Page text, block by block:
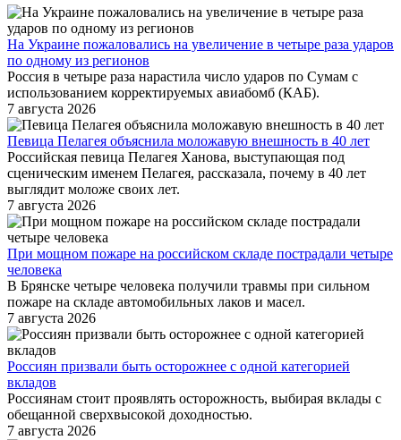
На Украине пожаловались на увеличение в четыре раза ударов
по одному из регионов
Россия в четыре раза нарастила число ударов по Сумам с
использованием корректируемых авиабомб (КАБ).
7 августа 2026
Певица Пелагея объяснила моложавую внешность в 40 лет
Российская певица Пелагея Ханова, выступающая под
сценическим именем Пелагея, рассказала, почему в 40 лет
выглядит моложе своих лет.
7 августа 2026
При мощном пожаре на российском складе пострадали четыре
человека
В Брянске четыре человека получили травмы при сильном
пожаре на складе автомобильных лаков и масел.
7 августа 2026
Россиян призвали быть осторожнее с одной категорией
вкладов
Россиянам стоит проявлять осторожность, выбирая вклады с
обещанной сверхвысокой доходностью.
7 августа 2026